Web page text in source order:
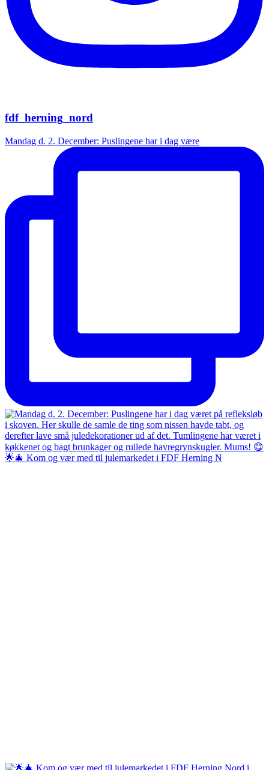
fdf_herning_nord
Mandag d. 2. December: Puslingene har i dag være
🌟🎄 Kom og vær med til julemarkedet i FDF Herning N